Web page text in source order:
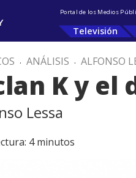
Portal de los Medios
Televisión
. ANÁLISIS . ALFONSO
K y el
Lessa
4 minutos